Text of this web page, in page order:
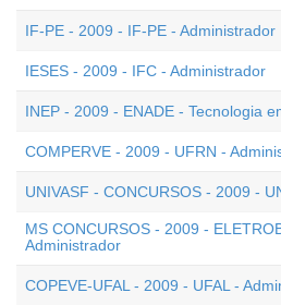
IF-PE - 2009 - IF-PE - Administrador
IESES - 2009 - IFC - Administrador
INEP - 2009 - ENADE - Tecnologia
COMPERVE - 2009 - UFRN -
UNIVASF - CONCURSOS - 2009 -
MS CONCURSOS - 2009 -
Administrador
COPEVE-UFAL - 2009 - UFAL -